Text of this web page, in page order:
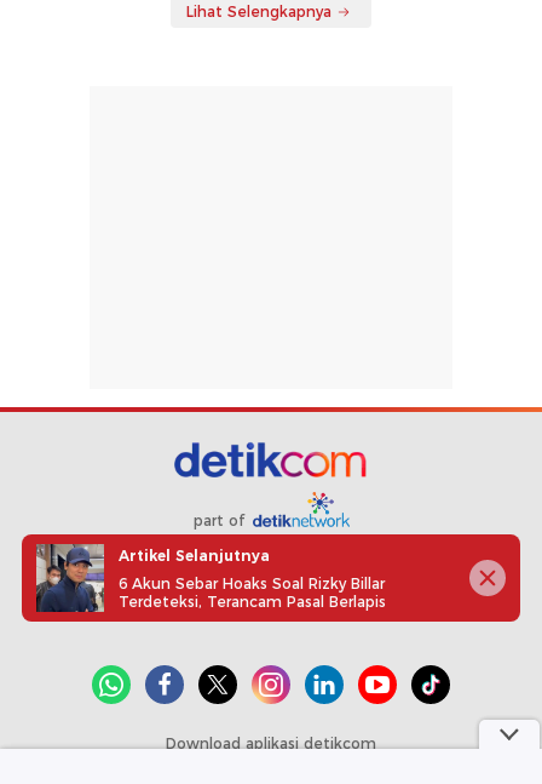
Lihat Selengkapnya
part of
Redaksi Pedoman Media Siber Karir
Kotak Pos
Info Iklan
Privacy Policy Disclaimer
Download aplikasi detikcom
Artikel Selanjutnya
6 Akun Sebar Hoaks Soal Rizky Billar
Terdeteksi, Terancam Pasal Berlapis